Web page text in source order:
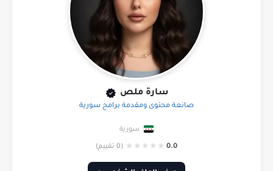
سارة ملص
صانعة محتوى ومقدمة برامج سورية
سورية
0.0
★
★
★
★
★ (0 تقييم)